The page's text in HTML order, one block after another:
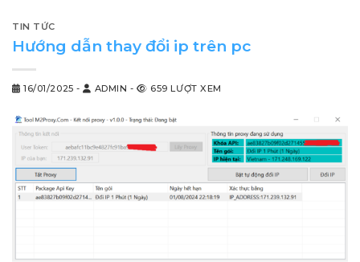
TIN TỨC
Hướng dẫn thay đổi ip trên pc
16/01/2025 - ADMIN - 659 LƯỢT XEM